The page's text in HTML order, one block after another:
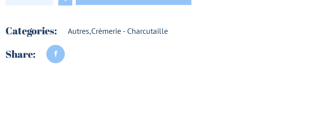
Categories: Autres,Crèmerie - Charcutaille
Share: